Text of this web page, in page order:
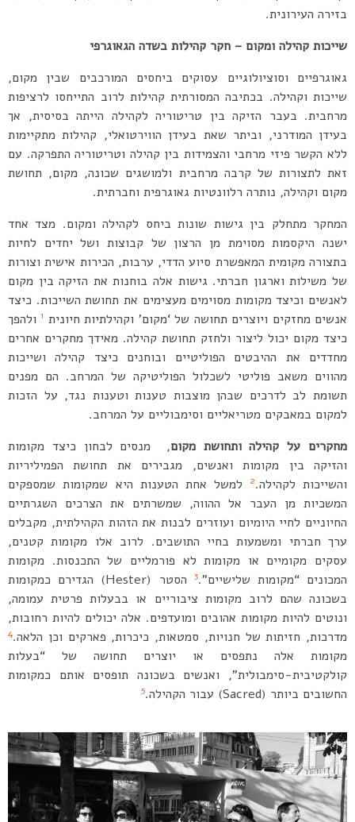
בזירה העירונית.
שייכות קהילה ומקום – חקר קהילות בשדה הגאוגרפי
גאוגרפיים וסוציולוגיים עסוקים ביחסים המורכבים שבין מקום,
שייכות וקהילה. בכתיבה המסורתית קהילות לרוב התייחסו לרציפות
מרחבית. בעבר הזיקה בין טריטוריה לקהילה הייתה בסיסית, אך
בעידן המודרני, וביתר שאת בעידן הווירטואלי, קהילות מתקיימות
ללא הקשר פיזי מרחבי והצמידות בין קהילה וטריטוריה התפרקה. עם
זאת לתצורות של קרבה מרחבית ולמושגים שכונה, מקום, תחושת
מקום וקהילה, נותרה רלוונטיות גאוגרפית וחברתית.
המחקר מתחלק בין גישות שונות ביחס לקהילה ומקום. מצד אחד
ישנה היקסמות מסוימת מן הרצון של קבוצות ושל יחדים לחיות
בתצורה מקומית המאפשרת סיוע הדדי, ערבות, הכירות אישית וצורות
של משילות וארגון חברתי. גישות אלה בוחנות את הזיקה בין מקום
לאנשים וכיצד מקומות מסוימים מעצימים את תחושת השייכות. כיצד
אנשים מחזקים ויוצרים תחושה של ‘מקום’ וקהילתיות חיונית 1ולהפך
כיצד מקום יכול ליצור ולחזק תחושת קהילה. מאידך מחקרים אחרים
מחדדים את ההיבטים הפוליטיים ובוחנים כיצד קהילה ושייכות
מהווים משאב פוליטי לשכלול הפוליטיקה של המרחב. הם מפנים
תשומת לב לדרכים שבהן מוצבות טענות וטענות נגד, על הזכות
למקום במאבקים מטריאליים וסימבוליים על המרחב.
מחקרים על קהילה ותחושת מקום, מנסים לבחון כיצד מקומות
והזיקה בין מקומות ואנשים, מגבירים את תחושת הפמיליריות
והשייכות לקהילה.2
למשל אחת הטענות היא שמקומות שמספקים
המשכיות מן העבר אל ההווה, שמשרתים את הצרכים השגרתיים
החיוניים לחיי היומיום ועוזרים לבנות את הזהות הקהילתית, מקבלים
ערך חברתי ומשמעות בחיי התושבים. לרוב אלו מקומות קטנים,
עסקים מקומיים או מקומות לא פורמליים של התכנסות. מקומות
המכונים “מקומות שלישיים”.3
הסטר (Hester) הגדירם כמקומות
בשכונה שהם לרוב מקומות ציבוריים או בבעלות פרטית עמומה,
ונוטים להיות מקומות אהובים ומועדפים. אלה יכולים להיות רחובות,
מדרכות, חזיתות של חנויות, סמטאות, כיכרות, פארקים וכן הלאה.4
מקומות אלה נתפסים או יוצרים תחושה של “בעלות
קולקטיבית-סימבולית”, ואנשים בשכונה תופסים אותם כמקומות
החשובים ביותר (Sacred) עבור הקהילה.
5